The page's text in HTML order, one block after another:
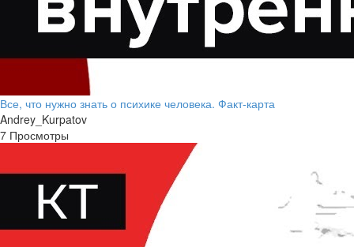
Все, что нужно знать о психике человека. Факт-карта
Andrey_Kurpatov
7 Просмотры